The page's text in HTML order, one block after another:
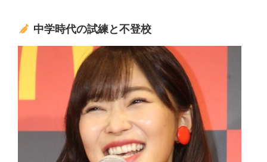
中学時代の試練と不登校